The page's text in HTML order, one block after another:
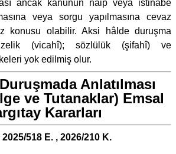
ancak kanunun naip veya istinabe
veya sorgu yapılmasına cevaz
konusu olabilir. Aksi hâlde duruşma
(vicahî); sözlülük (şifahî) ve
yok edilmiş olur.
Anlatılması
ve Tutanaklar) Emsal
Kararları
518 E. , 2026/210 K.